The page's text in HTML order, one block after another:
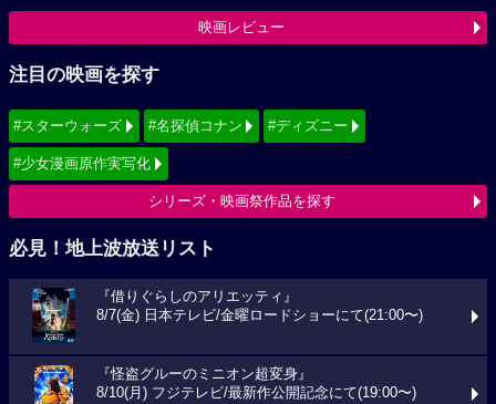
映画レビュー
注目の映画を探す
#スターウォーズ #名探偵コナン #ディズニー
#少女漫画原作実写化
シリーズ・映画祭作品を探す
必見！地上波放送リスト
『借りぐらしのアリエッティ』
8/7(金) 日本テレビ/金曜ロードショーにて(21:00〜)
『怪盗グルーのミニオン超変身』
8/10(月) フジテレビ/最新作公開記念にて(19:00〜)